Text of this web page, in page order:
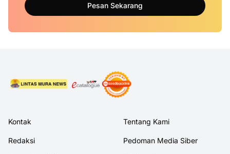
Pesan Sekarang
Kontak Tentang Kami
Redaksi Pedoman Media Siber